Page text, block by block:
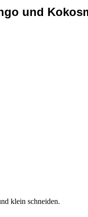
und
klein schneiden.